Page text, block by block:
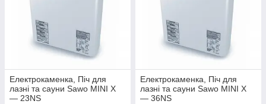
Електрокаменка, Піч для
лазні та сауни Sawo MINI X
— 23NS
Електрокаменка, Піч для
лазні та сауни Sawo MINI X
— 36NS